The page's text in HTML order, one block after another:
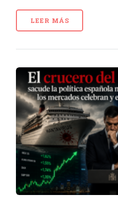
LEER MÁS